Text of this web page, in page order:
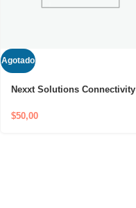
Agotado
Nexxt Solutions Connectivity
3600AC USADO
$50,00